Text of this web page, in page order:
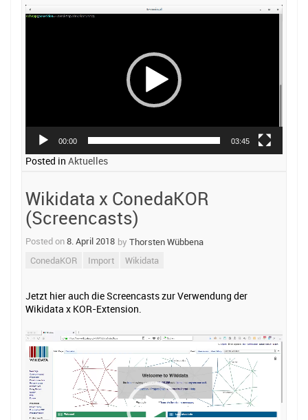
Video-
00:00 03:45
Posted in Aktuelles
Wikidata x ConedaKOR
(Screencasts)
Posted on8. April 2018 by Thorsten Wübbena
ConedaKOR
Import Wikidata
Jetzt hier auch die Screencasts zur Verwendung der
Wikidata x KOR-Extension.
Video-
Player